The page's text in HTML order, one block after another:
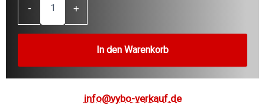
-
Elektromotor
(400
V,
+
In den Warenkorb
info@vybo-verkauf.de